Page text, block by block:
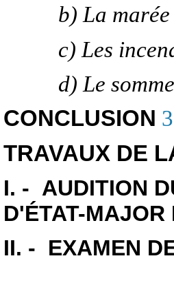
b) La
c) Les
d) Le
CONCLUSION
TRAVAUX DE
I. - AUDITION
D'ÉTAT-
II. - EXAMEN